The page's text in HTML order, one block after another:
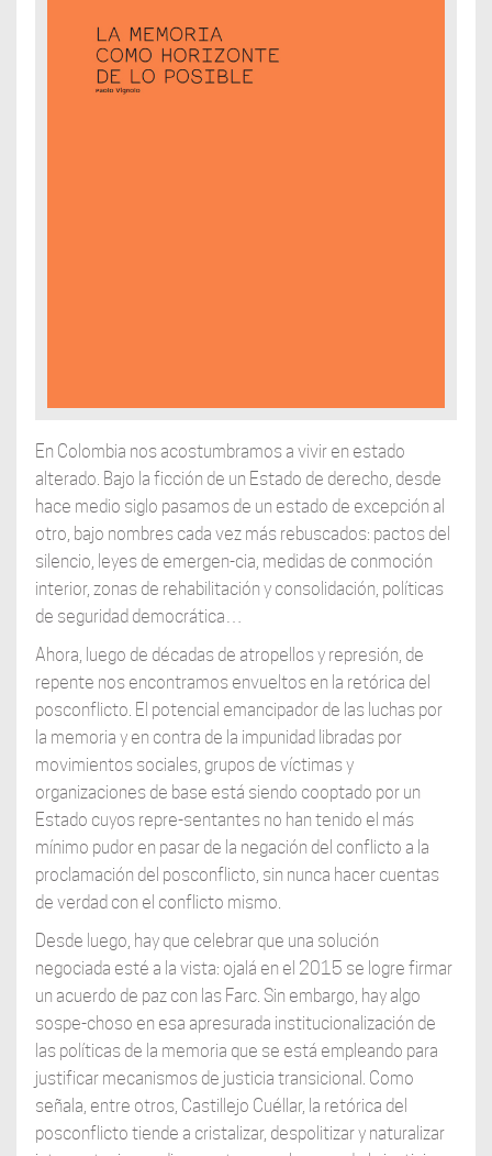
En Colombia nos acostumbramos a vivir en estado
alterado. Bajo la ficción de un Estado de derecho, desde
hace medio siglo pasamos de un estado de excepción al
otro, bajo nombres cada vez más rebuscados: pactos del
silencio, leyes de emergen-cia, medidas de conmoción
interior, zonas de rehabilitación y consolidación, políticas
de seguridad democrática…
Ahora, luego de décadas de atropellos y represión, de
repente nos encontramos envueltos en la retórica del
posconflicto. El potencial emancipador de las luchas por
la memoria y en contra de la impunidad libradas por
movimientos sociales, grupos de víctimas y
organizaciones de base está siendo cooptado por un
Estado cuyos repre-sentantes no han tenido el más
mínimo pudor en pasar de la negación del conflicto a la
proclamación del posconflicto, sin nunca hacer cuentas
de verdad con el conflicto mismo.
Desde luego, hay que celebrar que una solución
negociada esté a la vista: ojalá en el 2015 se logre firmar
un acuerdo de paz con las Farc. Sin embargo, hay algo
sospe-choso en esa apresurada institucionalización de
las políticas de la memoria que se está empleando para
justificar mecanismos de justicia transicional. Como
señala, entre otros, Castillejo Cuéllar, la retórica del
posconflicto tiende a cristalizar, despolitizar y naturalizar